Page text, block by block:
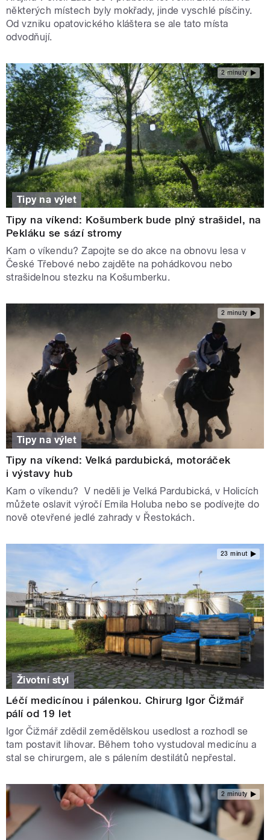
některých místech byly mokřady, jinde vyschlé písčiny.
Od vzniku opatovického kláštera se ale tato místa
odvodňují.
2 minuty
Tipy na výlet
Tipy na víkend: Košumberk bude plný strašidel, na
Pekláku se sází stromy
Kam o víkendu? Zapojte se do akce na obnovu lesa v
České Třebové nebo zajděte na pohádkovou nebo
strašidelnou stezku na Košumberku.
2 minuty
Tipy na výlet
Tipy na víkend: Velká pardubická, motoráček
i výstavy hub
Kam o víkendu? V neděli je Velká Pardubická, v Holicích
můžete oslavit výročí Emila Holuba nebo se podívejte do
nově otevřené jedlé zahrady v Řestokách.
23 minut
Životní styl
Léčí medicínou i pálenkou. Chirurg Igor Čižmář
pálí od 19 let
Igor Čižmář zdědil zemědělskou usedlost a rozhodl se
tam postavit lihovar. Během toho vystudoval medicínu a
stal se chirurgem, ale s pálením destilátů nepřestal.
2 minuty